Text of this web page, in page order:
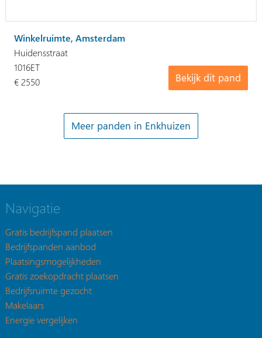
Winkelruimte, Amsterdam
Huidensstraat
Bekijk dit pand
1016ET
€ 2550
Meer panden in Enkhuizen
Navigatie
Gratis bedrijfspand plaatsen
Bedrijfspanden aanbod
Plaatsingsmogelijkheden
Gratis zoekopdracht plaatsen
Bedrijfsruimte gezocht
Makelaars
Energie vergelijken